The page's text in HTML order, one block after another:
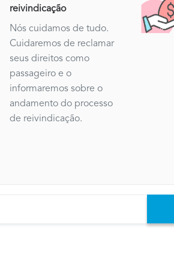
reivindicação
Nós cuidamos de tudo.
Cuidaremos de reclamar
seus direitos como
passageiro e o
informaremos sobre o
andamento do processo
de reivindicação.